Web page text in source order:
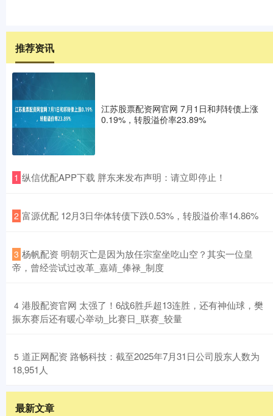
推荐资讯
江苏股票配资网官网 7月1日和邦转债上涨
0.19%，转股溢价率23.89%
1 ​纵信优配APP下载 胖东来发布声明：请立即停止！
2 ​富源优配 12月3日华体转债下跌0.53%，转股溢价率14.86%
3 ​杨帆配资 明朝灭亡是因为放任宗室坐吃山空？其实一位皇
帝，曾经尝试过改革_嘉靖_俸禄_制度
4 ​港股配资官网 太强了！6战6胜乒超13连胜，还有神仙球，樊
振东赛后还有暖心举动_比赛日_联赛_较量
5 ​道正网配资 路畅科技：截至2025年7月31日公司股东人数为
18,951人
最新文章